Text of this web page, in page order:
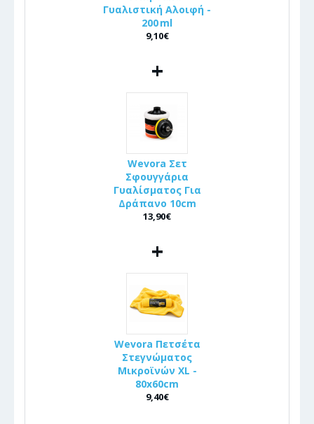
Γυαλιστική Αλοιφή -
200 ml
9,10€
+
Wevora Σετ
Σφουγγάρια
Γυαλίσματος Για
Δράπανο 10cm
13,90€
+
Wevora Πετσέτα
Στεγνώματος
Μικροϊνών XL -
80x60cm
9,40€